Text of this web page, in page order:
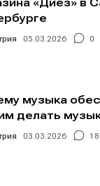
05.03.2026 0
музыка
делать
03.03.2026 18